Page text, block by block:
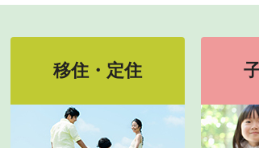
移住・定住